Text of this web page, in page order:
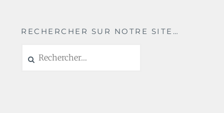
RECHERCHER SUR NOTRE SITE…